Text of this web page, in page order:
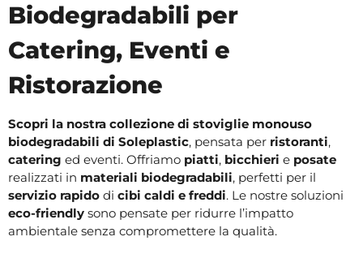
Biodegradabili per
Catering, Eventi e
Ristorazione
Scopri la nostra collezione di stoviglie monouso
biodegradabili di Soleplastic, pensata per ristoranti,
catering ed eventi. Offriamo piatti, bicchieri e posate
realizzati in materiali biodegradabili, perfetti per il
servizio rapido di cibi caldi e freddi. Le nostre soluzioni
eco-friendly sono pensate per ridurre l’impatto
ambientale senza compromettere la qualità.